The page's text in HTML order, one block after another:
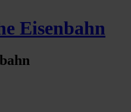
Eisenbahn